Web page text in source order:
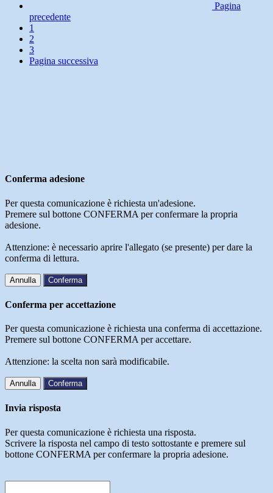
Pagina
precedente
1
2
3
Pagina successiva
Conferma adesione
Per questa comunicazione è richiesta un'adesione.
Premere sul bottone CONFERMA per confermare la propria
adesione.
Attenzione: è necessario aprire l'allegato (se presente) per dare la
conferma di lettura.
Annulla Conferma
Conferma per accettazione
Per questa comunicazione è richiesta una conferma di accettazione.
Premere sul bottone CONFERMA per accettare.
Attenzione: la scelta non sarà modificabile.
Annulla Conferma
Invia risposta
Per questa comunicazione è richiesta una risposta.
Scrivere la risposta nel campo di testo sottostante e premere sul
bottone CONFERMA per confermare la propria adesione.